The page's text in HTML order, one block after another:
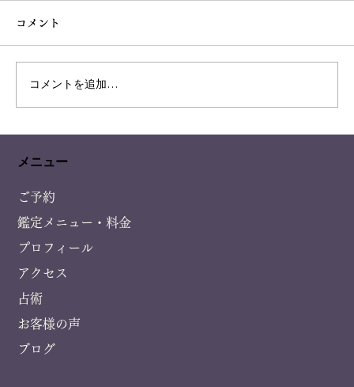
凄い偶然の恋愛の相性
コメント
コメントを追加…
メニュー
ご予約
鑑定メニュー・料金
プロフィール
アクセス
占術
お客様の声
ブログ